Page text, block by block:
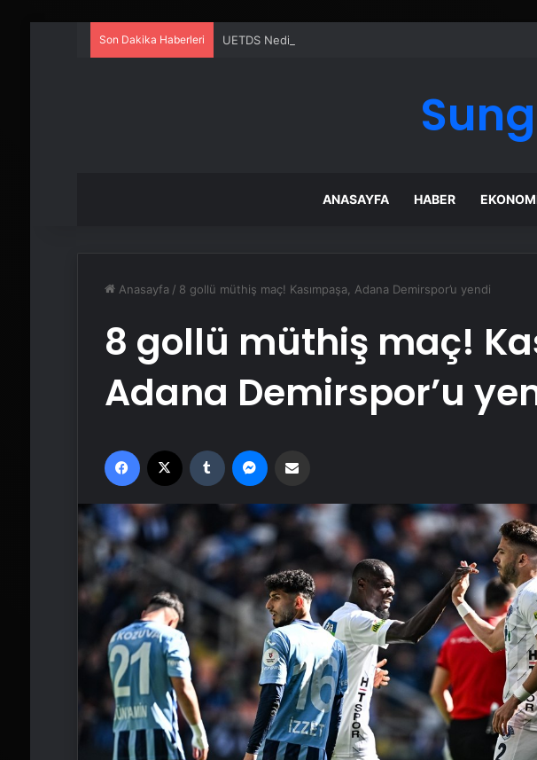
Son Dakika Haberleri UETDS Nedir ? Uetds.com İle Akıllı Dijital Taşımacılık
ANASAYFA HABER
Anasayfa / 8 gollü müthiş maç! Kasımpaşa, Adana Demirspor’u yendi
8 gollü müthiş maç!
Adana Demirspor’u
Facebook Tumblr